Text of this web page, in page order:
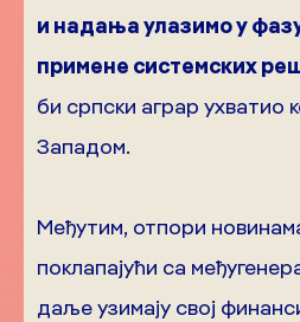
и надања улазимо у
примене системских
би српски аграр ухватио
Западом.
Међутим, отпори
поклапајући са
даље узимају свој